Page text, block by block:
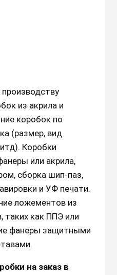
производству
из акрила и
коробок по
(размер, вид
Коробки
или акрила,
сборка шип-паз,
и УФ печати.
ложементов из
таких как ППЭ или
фанеры защитными
на заказ в